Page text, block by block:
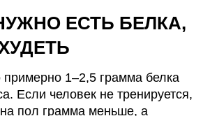
ЕСТЬ БЕЛКА,
примерно 1–2,5 грамма белка
Если человек не тренируется,
пол грамма меньше, а